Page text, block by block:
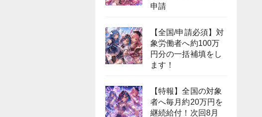
申請
【全国/申請必須】対
象労働者へ約100万
円分の一括補填をし
ます！
【特報】全国の対象
者へ毎月約20万円を
継続給付！次回8月